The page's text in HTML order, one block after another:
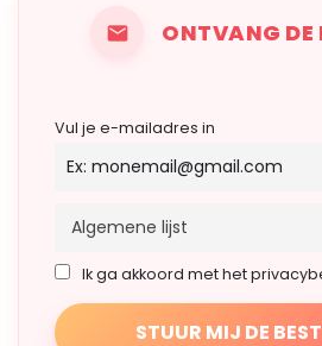
ONTVANG DE
Vul je e-mailadres in
Ik ga akkoord met het